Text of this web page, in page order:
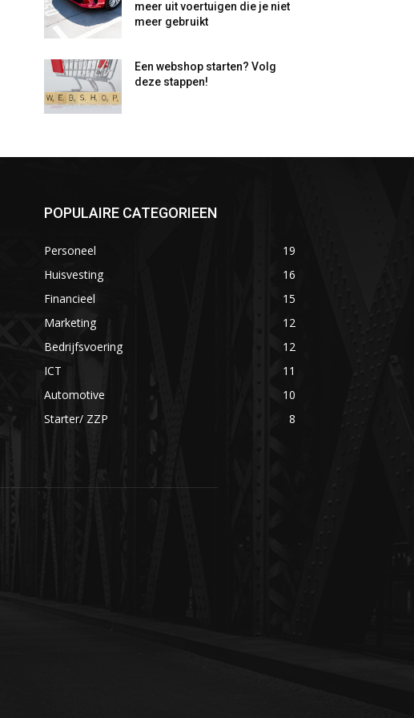
meer uit voertuigen die je niet
meer gebruikt
Een webshop starten? Volg
deze stappen!
POPULAIRE CATEGORIEEN
Personeel
19
Huisvesting
16
Financieel
15
Marketing
12
Bedrijfsvoering
12
ICT
11
Automotive
10
Starter/ ZZP
8